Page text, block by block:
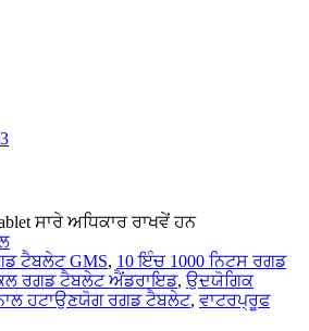
ਸਾਰੇ ਅਧਿਕਾਰ ਰਾਖਵੇਂ ਹਨ
ਟੈਬਲੇਟ GMS, 10 ਇੰਚ 1000 ਨਿਟਸ ਰਗਡ
ਰਗਡ ਟੈਬਲੇਟ ਐਂਡਰਾਇਡ, ਉਦਯੋਗਿਕ
ਹਟਾਉਣਯੋਗ ਰਗਡ ਟੈਬਲੇਟ, ਵਾਟਰਪ੍ਰੂਫ